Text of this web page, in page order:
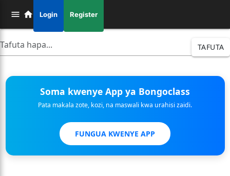
Login Register
TAFUTA
Soma kwenye App ya Bongoclass
Pata makala zote, kozi, na maswali kwa urahisi zaidi.
FUNGUA KWENYE APP